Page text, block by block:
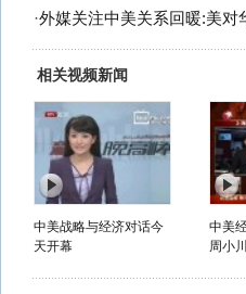
·外媒关注中美关系回暖:美对
相关视频新闻
中美战略与经济对话今
天开幕
中美
周小